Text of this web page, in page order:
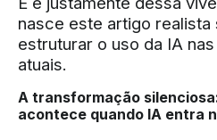
nasce este artigo
estruturar o uso da IA
atuais.
A transformação
acontece quando IA entra